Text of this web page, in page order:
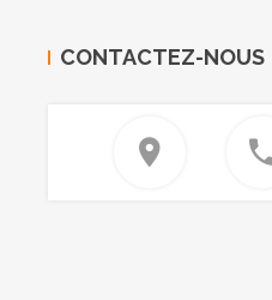
CONTACTEZ-NOUS